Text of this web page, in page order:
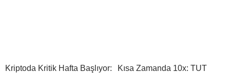
Kriptoda Kritik Hafta Başlıyor:
Kısa Zamanda 10x: TUT